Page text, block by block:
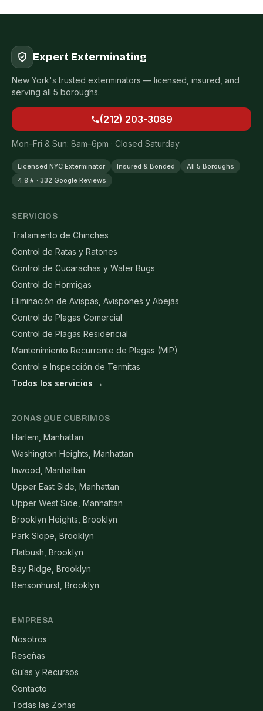
Expert Exterminating
New York's trusted exterminators — licensed, insured, and
serving all 5 boroughs.
(212) 203-3089
Mon–Fri & Sun: 8am–6pm · Closed Saturday
Licensed NYC Exterminator Insured & Bonded
All 5 Boroughs
4.9★ · 332 Google Reviews
SERVICIOS
Tratamiento de Chinches
Control de Ratas y Ratones
Control de Cucarachas y Water Bugs
Control de Hormigas
Eliminación de Avispas, Avispones y Abejas
Control de Plagas Comercial
Control de Plagas Residencial
Mantenimiento Recurrente de Plagas (MIP)
Control e Inspección de Termitas
Todos los servicios →
ZONAS QUE CUBRIMOS
Harlem, Manhattan
Washington Heights, Manhattan
Inwood, Manhattan
Upper East Side, Manhattan
Upper West Side, Manhattan
Brooklyn Heights, Brooklyn
Park Slope, Brooklyn
Flatbush, Brooklyn
Bay Ridge, Brooklyn
Bensonhurst, Brooklyn
EMPRESA
Nosotros
Reseñas
Guías y Recursos
Contacto
Todas las Zonas